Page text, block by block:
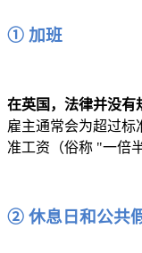
① 加班
在英国，法律并没有
雇主通常会为超过标
准工资（俗称 "一倍
② 休息日和公共